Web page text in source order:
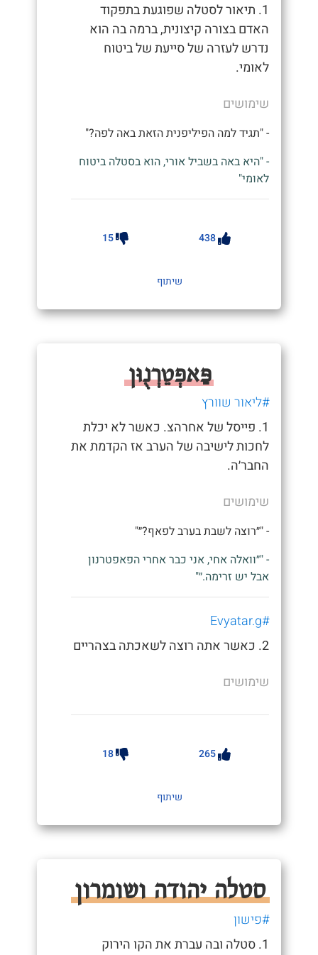
1. תיאור לסטלה שפוגעת בתפקוד
האדם בצורה קיצונית, ברמה בה הוא
נדרש לעזרה של סייעת של ביטוח
לאומי.
שימושים
- "תגיד למה הפיליפנית הזאת באה לפה?"
- "היא באה בשביל אורי, הוא בסטלה ביטוח
לאומי"
438
15
שיתוף
פַּאפְטֵרְנֻוּן
#ליאור שוורץ
1. פייסל של אחרהצ. כאשר לא יכלת
לחכות לישיבה של הערב אז הקדמת את
החבר׳ה.
שימושים
- "״רוצה לשבת בערב לפאף?״"
- "״וואלה אחי, אני כבר אחרי הפאפטרנון
אבל יש זרימה.״"
#Evyatar.g
2. כאשר אתה רוצה לשאכתה בצהריים
שימושים
265
18
שיתוף
סטלה יהודה ושומרון
#פישון
1. סטלה ובה עברת את הקו הירוק